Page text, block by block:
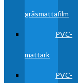
gräsmattafilm
PVC-
mattark
PVC-